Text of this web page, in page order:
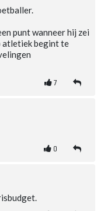
punt wanneer hij zei
atletiek begint te
7
0